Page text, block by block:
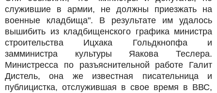
служившие в армии, не должны приезжать на
военные кладбища". В результате им удалось
вышибить из кладбищенского графика министра
строительства Ицхака Гольдкнопфа и
замминистра культуры Яакова Теслера.
Министресса по разъяснительной работе Галит
Дистель, она же известная писательница и
публицистка, отслужившая в свое время в ВВС,